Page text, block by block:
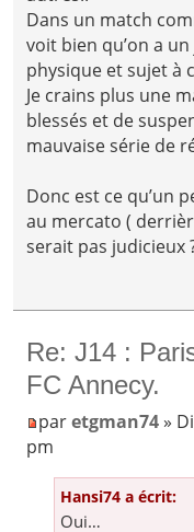
Dans un match
voit bien qu’on a
physique et sujet à
Je crains plus une
blessés et de
mauvaise série de
Donc est ce qu’un
au mercato (
serait pas judicieux
Re: J14 :
FC Annecy.
paretgman74»
pm
Hansi74 a écrit:
Oui…